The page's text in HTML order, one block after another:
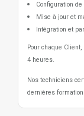
Configuration
Mise à jour et
Intégration et
Pour chaque
4 heures.
Nos techniciens
dernières